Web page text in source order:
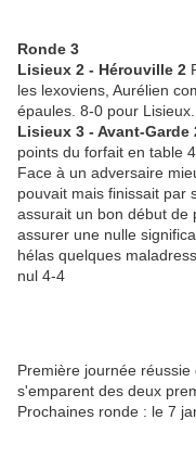
Ronde 3
Lisieux 2 - Hérouville 2
les lexoviens, Aurélien
épaules. 8-0 pour Lisieux.
Lisieux 3 - Avant-Garde
points du forfait en table
Face à un adversaire
pouvait mais finissait par
assurait un bon début de
assurer une nulle
hélas quelques
nul 4-4
Première journée
s'emparent des deux
Prochaines ronde : le 7